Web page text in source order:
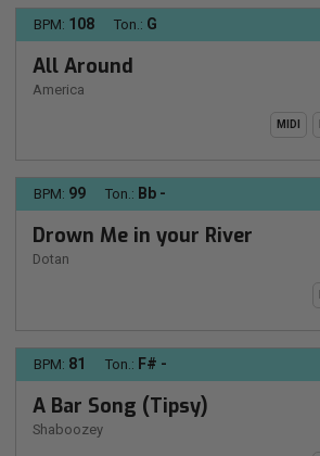
BPM: 108 Ton.: G
All Around
America
MIDI
BPM: 99 Ton.: Bb -
Drown Me in your River
Dotan
BPM: 81 Ton.: F# -
A Bar Song (Tipsy)
Shaboozey